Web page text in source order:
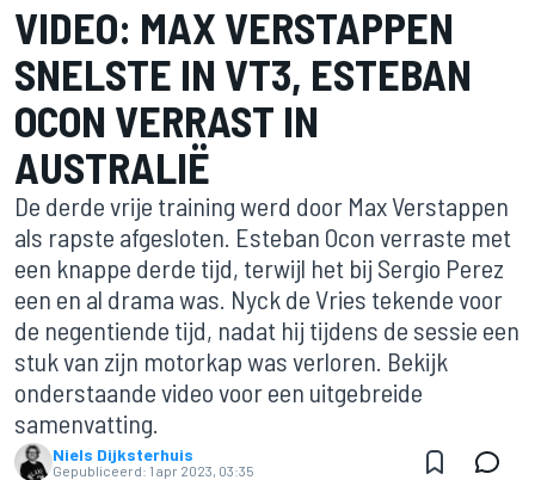
VIDEO: MAX VERSTAPPEN
SNELSTE IN VT3, ESTEBAN
OCON VERRAST IN
AUSTRALIË
De derde vrije training werd door Max Verstappen
als rapste afgesloten. Esteban Ocon verraste met
een knappe derde tijd, terwijl het bij Sergio Perez
een en al drama was. Nyck de Vries tekende voor
de negentiende tijd, nadat hij tijdens de sessie een
stuk van zijn motorkap was verloren. Bekijk
onderstaande video voor een uitgebreide
samenvatting.
Niels Dijksterhuis
Gepubliceerd: 1 apr 2023, 03:35